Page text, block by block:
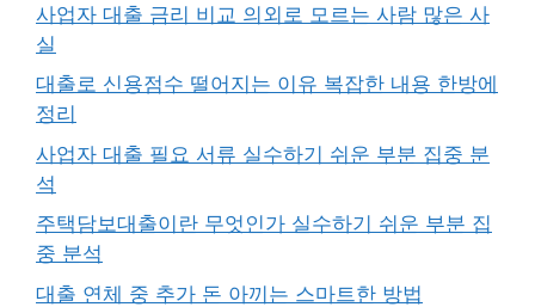
사업자 대출 금리 비교 의외로 모르는 사람 많은 사
실
대출로 신용점수 떨어지는 이유 복잡한 내용 한방에
정리
사업자 대출 필요 서류 실수하기 쉬운 부분 집중 분
석
주택담보대출이란 무엇인가 실수하기 쉬운 부분 집
중 분석
대출 연체 중 추가 돈 아끼는 스마트한 방법